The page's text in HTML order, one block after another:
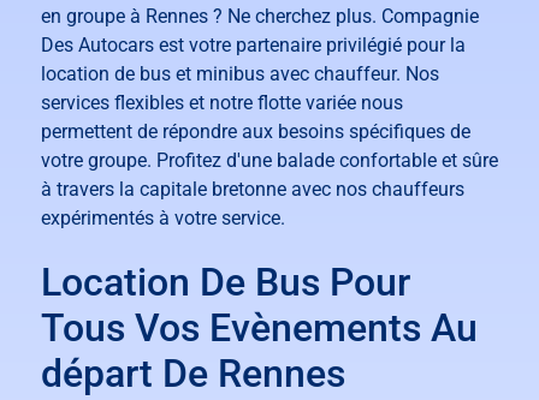
en groupe à Rennes ? Ne cherchez plus. Compagnie
Des Autocars est votre partenaire privilégié pour la
location de bus et minibus avec chauffeur. Nos
services flexibles et notre flotte variée nous
permettent de répondre aux besoins spécifiques de
votre groupe. Profitez d'une balade confortable et sûre
à travers la capitale bretonne avec nos chauffeurs
expérimentés à votre service.
Location De Bus Pour
Tous Vos Evènements Au
départ De Rennes